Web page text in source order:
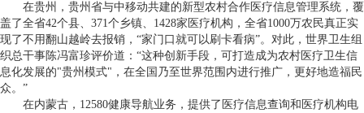
在贵州，贵州省与中移动共建的新型农村合作医疗信息管理系统，覆
盖了全省42个县、371个乡镇、1428家医疗机构，全省1000万农民真正实
现了不用翻山越岭去报销，“家门口就可以刷卡看病”。对此，世界卫生组
织总干事陈冯富珍评价道：“这种创新手段，可打造成为农村医疗卫生信
息化发展的"贵州模式"，在全国乃至世界范围内进行推广，更好地造福民
众。”
在内蒙古，12580健康导航业务，提供了医疗信息查询和医疗机构电